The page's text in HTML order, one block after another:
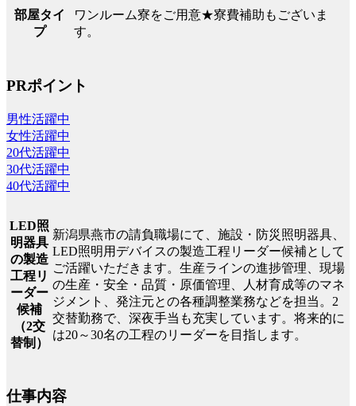
部屋タイ
プ
ワンルーム寮をご用意★寮費補助もございま
す。
PRポイント
男性活躍中
女性活躍中
20代活躍中
30代活躍中
40代活躍中
LED照
明器具
の製造
工程リ
ーダー
候補
（2交
替制）
新潟県燕市の請負職場にて、施設・防災照明器具、
LED照明用デバイスの製造工程リーダー候補として
ご活躍いただきます。生産ラインの進捗管理、現場
の生産・安全・品質・原価管理、人材育成等のマネ
ジメント、発注元との各種調整業務などを担当。2
交替勤務で、深夜手当も充実しています。将来的に
は20～30名の工程のリーダーを目指します。
仕事内容